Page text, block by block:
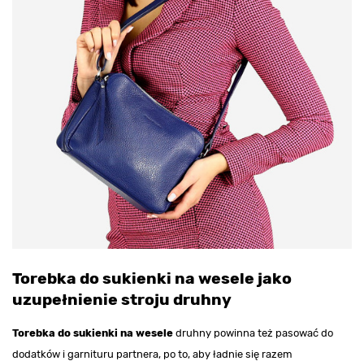
Torebka do sukienki na wesele jako
uzupełnienie stroju druhny
Torebka do sukienki na wesele druhny powinna też pasować do
dodatków i garnituru partnera, po to, aby ładnie się razem